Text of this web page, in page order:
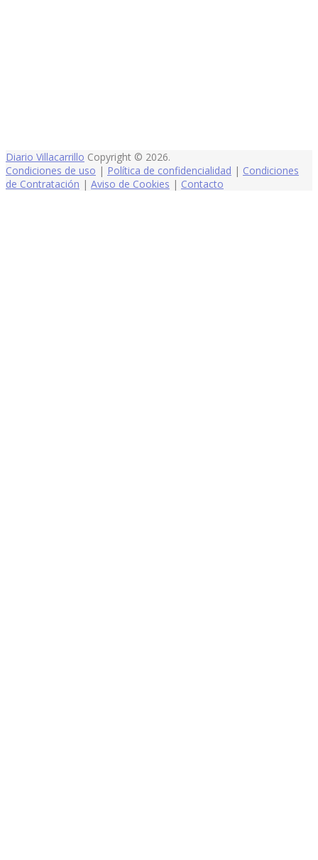
Diario Villacarrillo Copyright © 2026.
Condiciones de uso | Política de confidencialidad | Condiciones
de Contratación | Aviso de Cookies | Contacto